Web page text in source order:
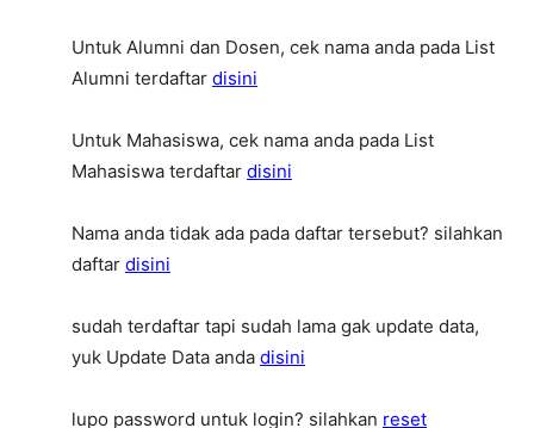
Untuk Alumni dan Dosen, cek nama anda pada List
Alumni terdaftar disini
Untuk Mahasiswa, cek nama anda pada List
Mahasiswa terdaftar disini
Nama anda tidak ada pada daftar tersebut? silahkan
daftar disini
sudah terdaftar tapi sudah lama gak update data,
yuk Update Data anda disini
lupo password untuk login? silahkan reset